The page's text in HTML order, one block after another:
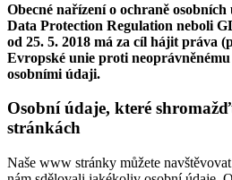
Obecné nařízení o ochraně
Data Protection Regulation neboli
od 25. 5. 2018 má za cíl hájit práva
Evropské unie proti
osobními údaji.
Osobní údaje, které
stránkách
Naše www stránky můžete